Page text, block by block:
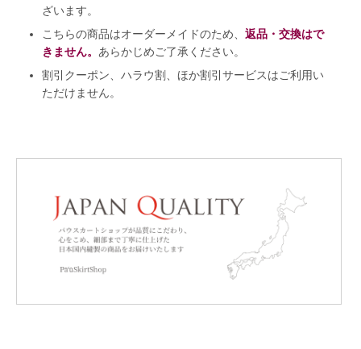
ざいます。
こちらの商品はオーダーメイドのため、 返品・交換はで
きません。 あらかじめご了承ください。
割引クーポン、ハラウ割、ほか割引サービスはご利用い
ただけません。